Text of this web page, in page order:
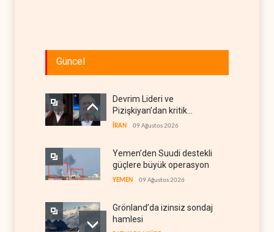
Güncel
Devrim Lideri ve
Pizişkiyan’dan kritik
görüşme
İRAN 09 Ağustos 2026
Yemen’den Suudi destekli
güçlere büyük operasyon
YEMEN 09 Ağustos 2026
Grönland’da izinsiz sondaj
hamlesi